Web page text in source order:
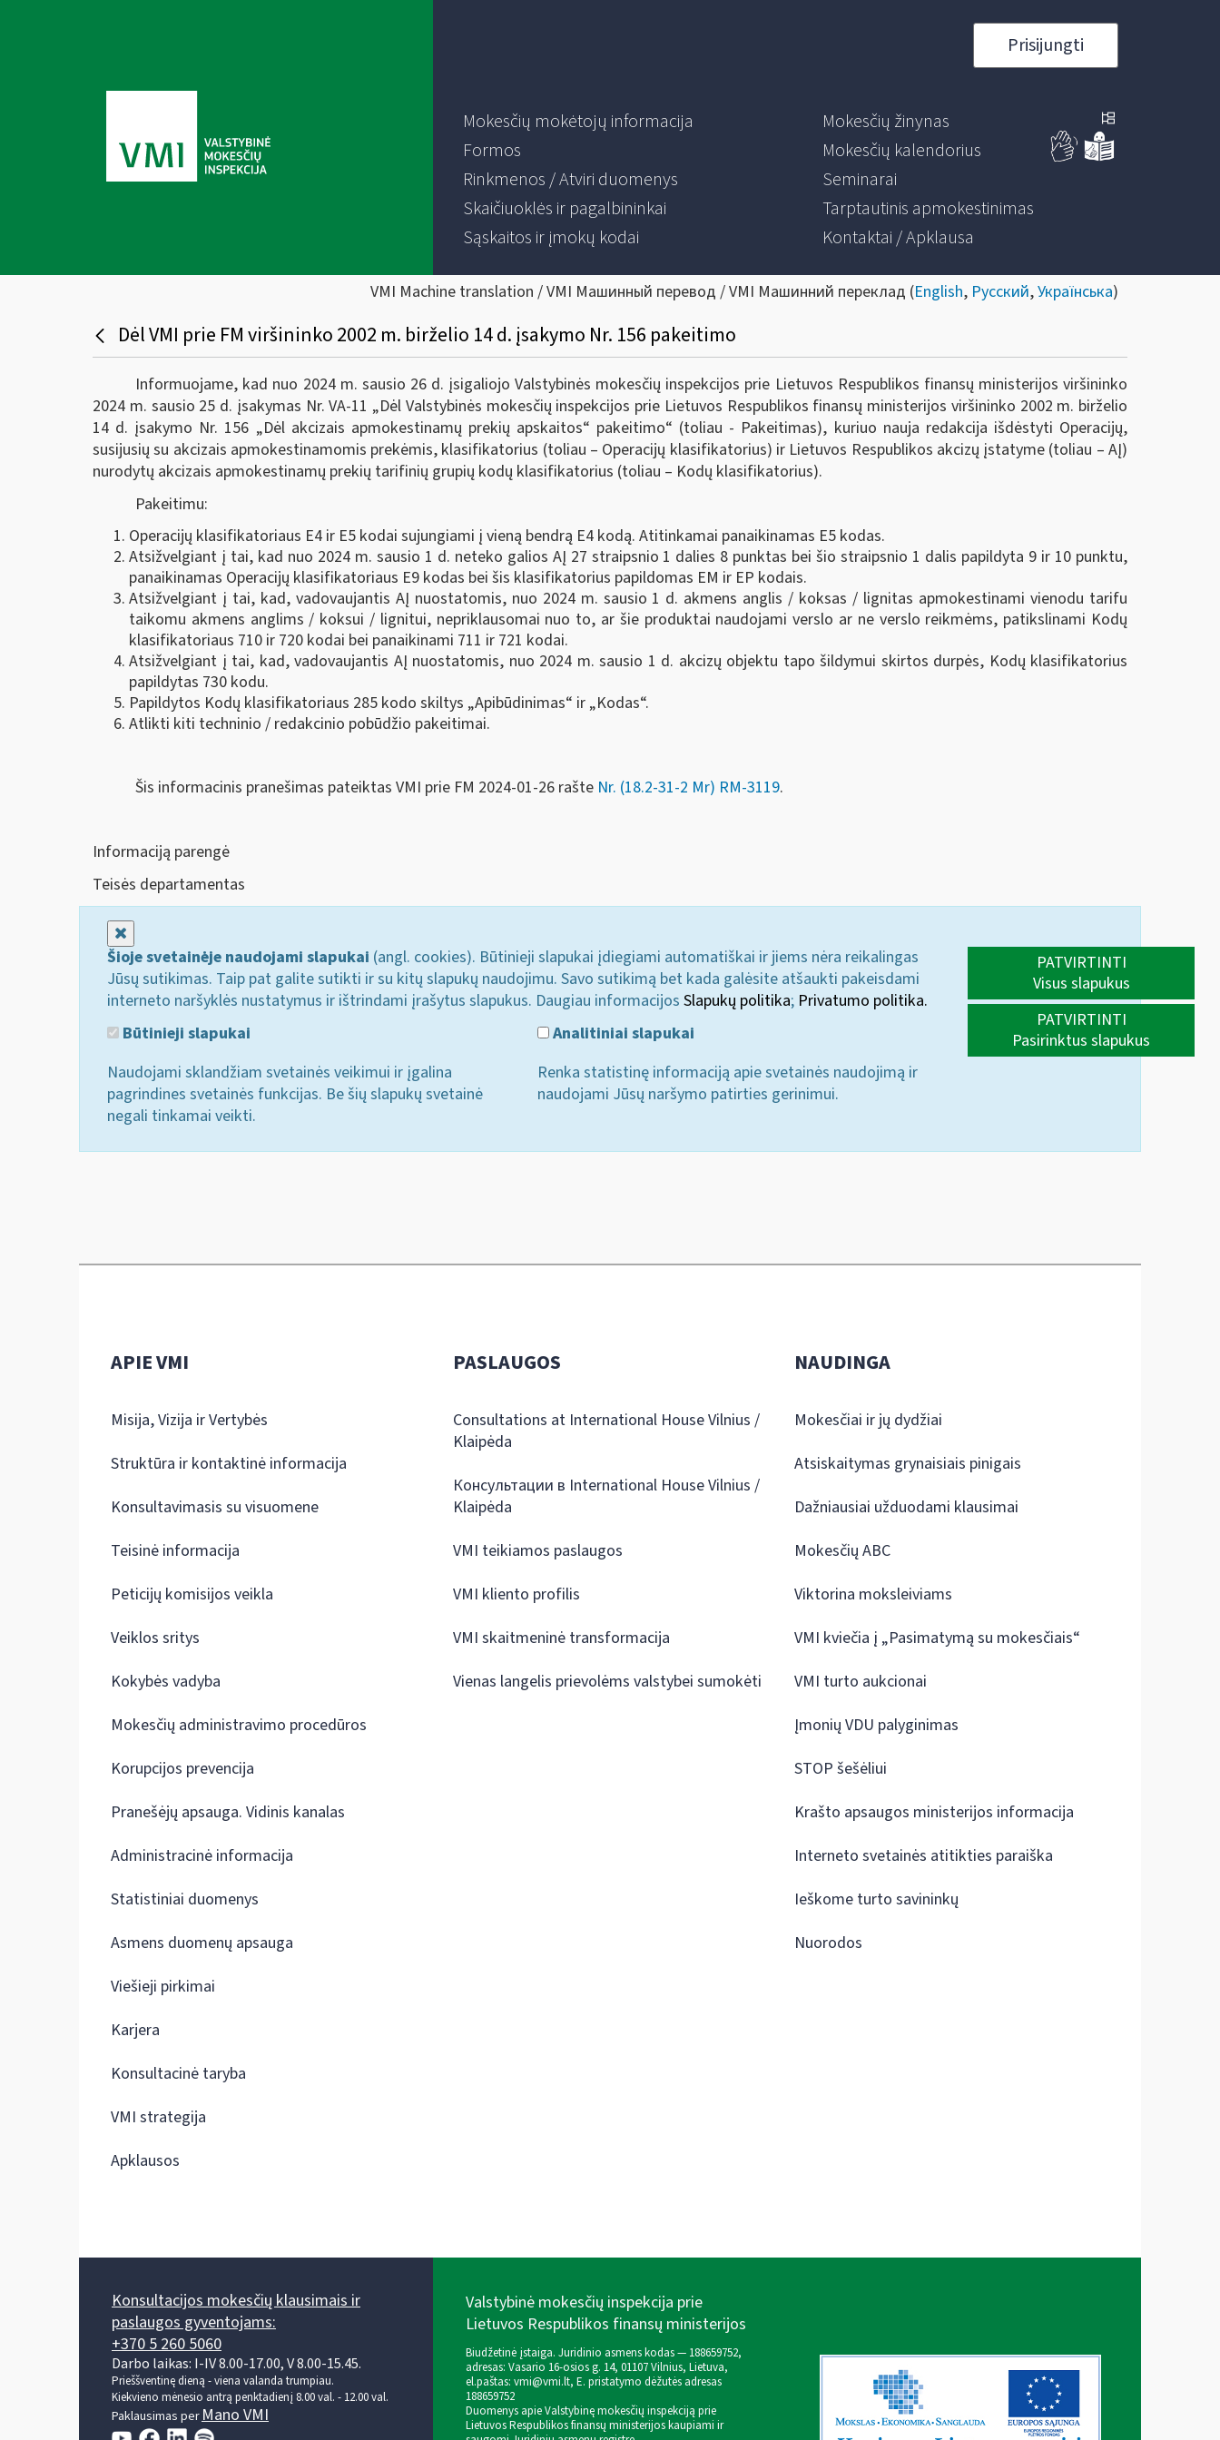
Prisijungti
Mokesčių mokėtojų informacija
Formos
Rinkmenos / Atviri duomenys
Skaičiuoklės ir pagalbininkai
Sąskaitos ir įmokų kodai
Mokesčių žinynas
Mokesčių kalendorius
Seminarai
Tarptautinis apmokestinimas
Kontaktai / Apklausa
VMI Machine translation / VMI Машинный перевод / VMI Машинний переклад (English, Русский,Українська)
Dėl VMI prie FM viršininko 2002 m. birželio 14 d. įsakymo Nr. 156 pakeitimo
Informuojame, kad nuo 2024 m. sausio 26 d. įsigaliojo Valstybinės mokesčių inspekcijos prie Lietuvos Respublikos finansų ministerijos viršininko
2024 m. sausio 25 d. įsakymas Nr. VA-11 „Dėl Valstybinės mokesčių inspekcijos prie Lietuvos Respublikos finansų ministerijos viršininko 2002 m. birželio
14 d. įsakymo Nr. 156 „Dėl akcizais apmokestinamų prekių apskaitos“ pakeitimo“ (toliau - Pakeitimas), kuriuo nauja redakcija išdėstyti Operacijų,
susijusių su akcizais apmokestinamomis prekėmis, klasifikatorius (toliau – Operacijų klasifikatorius) ir Lietuvos Respublikos akcizų įstatyme (toliau – AĮ)
nurodytų akcizais apmokestinamų prekių tarifinių grupių kodų klasifikatorius (toliau – Kodų klasifikatorius).
Pakeitimu:
Operacijų klasifikatoriaus E4 ir E5 kodai sujungiami į vieną bendrą E4 kodą. Atitinkamai panaikinamas E5 kodas.
Atsižvelgiant į tai, kad nuo 2024 m. sausio 1 d. neteko galios AĮ 27 straipsnio 1 dalies 8 punktas bei šio straipsnio 1 dalis papildyta 9 ir 10 punktu,
panaikinamas Operacijų klasifikatoriaus E9 kodas bei šis klasifikatorius papildomas EM ir EP kodais.
Atsižvelgiant į tai, kad, vadovaujantis AĮ nuostatomis, nuo 2024 m. sausio 1 d. akmens anglis / koksas / lignitas apmokestinami vienodu tarifu
taikomu akmens anglims / koksui / lignitui, nepriklausomai nuo to, ar šie produktai naudojami verslo ar ne verslo reikmėms, patikslinami Kodų
klasifikatoriaus 710 ir 720 kodai bei panaikinami 711 ir 721 kodai.
Atsižvelgiant į tai, kad, vadovaujantis AĮ nuostatomis, nuo 2024 m. sausio 1 d. akcizų objektu tapo šildymui skirtos durpės, Kodų klasifikatorius
papildytas 730 kodu.
Papildytos Kodų klasifikatoriaus 285 kodo skiltys „Apibūdinimas“ ir „Kodas“.
Atlikti kiti techninio / redakcinio pobūdžio pakeitimai.
Šis informacinis pranešimas pateiktas VMI prie FM 2024-01-26 rašte Nr. (18.2-31-2 Mr) RM-3119.
Informaciją parengė
Teisės departamentas
Šioje svetainėje naudojami slapukai (angl. cookies). Būtinieji slapukai įdiegiami automatiškai ir jiems nėra reikalingas
Jūsų sutikimas. Taip pat galite sutikti ir su kitų slapukų naudojimu. Savo sutikimą bet kada galėsite atšaukti pakeisdami
interneto naršyklės nustatymus ir ištrindami įrašytus slapukus. Daugiau informacijos Slapukų politika; Privatumo politika.
Būtinieji slapukai
Naudojami sklandžiam svetainės veikimui ir įgalina
pagrindines svetainės funkcijas. Be šių slapukų svetainė
negali tinkamai veikti.
Analitiniai slapukai
Renka statistinę informaciją apie svetainės naudojimą ir
naudojami Jūsų naršymo patirties gerinimui.
PATVIRTINTI
Visus slapukus
PATVIRTINTI
Pasirinktus slapukus
APIE VMI
Misija, Vizija ir Vertybės
Struktūra ir kontaktinė informacija
Konsultavimasis su visuomene
Teisinė informacija
Peticijų komisijos veikla
Veiklos sritys
Kokybės vadyba
Mokesčių administravimo procedūros
Korupcijos prevencija
Pranešėjų apsauga. Vidinis kanalas
Administracinė informacija
Statistiniai duomenys
Asmens duomenų apsauga
Viešieji pirkimai
Karjera
Konsultacinė taryba
VMI strategija
Apklausos
PASLAUGOS
Consultations at International House Vilnius /
Klaipėda
Консультации в International House Vilnius /
Klaipėda
VMI teikiamos paslaugos
VMI kliento profilis
VMI skaitmeninė transformacija
Vienas langelis prievolėms valstybei sumokėti
NAUDINGA
Mokesčiai ir jų dydžiai
Atsiskaitymas grynaisiais pinigais
Dažniausiai užduodami klausimai
Mokesčių ABC
Viktorina moksleiviams
VMI kviečia į „Pasimatymą su mokesčiais“
VMI turto aukcionai
Įmonių VDU palyginimas
STOP šešėliui
Krašto apsaugos ministerijos informacija
Interneto svetainės atitikties paraiška
Ieškome turto savininkų
Nuorodos
Konsultacijos mokesčių klausimais ir
paslaugos gyventojams:
+370 5 260 5060
Darbo laikas: I-IV 8.00-17.00, V 8.00-15.45.
Prieššventinę dieną - viena valanda trumpiau.
Kiekvieno mėnesio antrą penktadienį 8.00 val. - 12.00 val.
Paklausimas perMano VMI
Valstybinė mokesčių inspekcija prie
Lietuvos Respublikos finansų ministerijos
Biudžetinė įstaiga. Juridinio asmens kodas — 188659752,
adresas: Vasario 16-osios g. 14, 01107 Vilnius, Lietuva,
el.paštas: vmi@vmi.lt, E. pristatymo dėžutės adresas
188659752
Duomenys apie Valstybinę mokesčių inspekciją prie
Lietuvos Respublikos finansų ministerijos kaupiami ir